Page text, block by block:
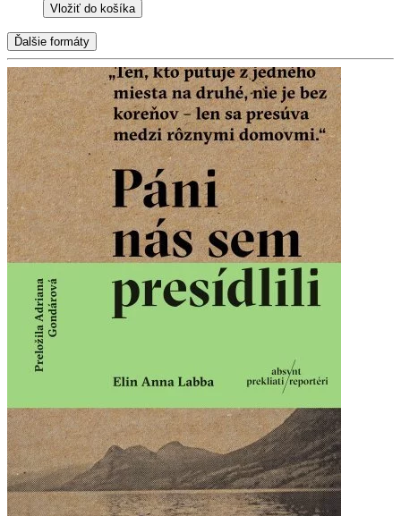
Vložiť do košíka
Ďalšie formáty